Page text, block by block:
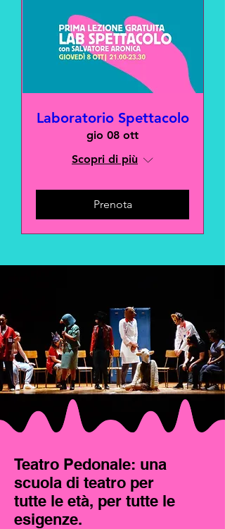
Laboratorio Spettacolo
gio 08 ott
Scopri di più
Prenota
Teatro Pedonale: una
scuola di teatro per
tutte le età, per tutte le
esigenze.